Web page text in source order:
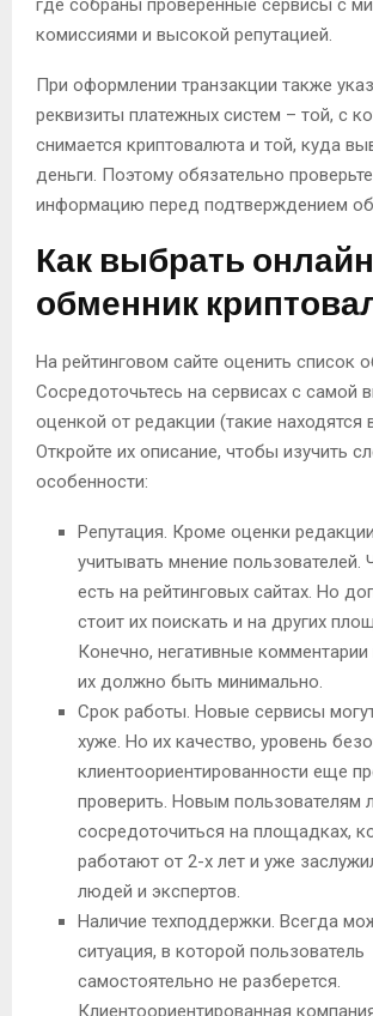
где собраны проверенные сервисы с
комиссиями и высокой репутацией.
При оформлении транзакции также
реквизиты платежных систем – той, с
снимается криптовалюта и той, куда
деньги. Поэтому обязательно
информацию перед подтверждением
Как выбрать
обменник
На рейтинговом сайте оценить список
Сосредоточьтесь на сервисах с самой
оценкой от редакции (такие находятся
Откройте их описание, чтобы изучить
особенности:
Репутация. Кроме оценки
учитывать мнение пользователей.
есть на рейтинговых сайтах. Но
стоит их поискать и на других
Конечно, негативные
их должно быть минимально.
Срок работы. Новые сервисы
хуже. Но их качество, уровень
клиентоориентированности еще
проверить. Новым пользователям
сосредоточиться на площадках,
работают от 2-х лет и уже
людей и экспертов.
Наличие техподдержки. Всегда
ситуация, в которой пользователь
самостоятельно не разберется.